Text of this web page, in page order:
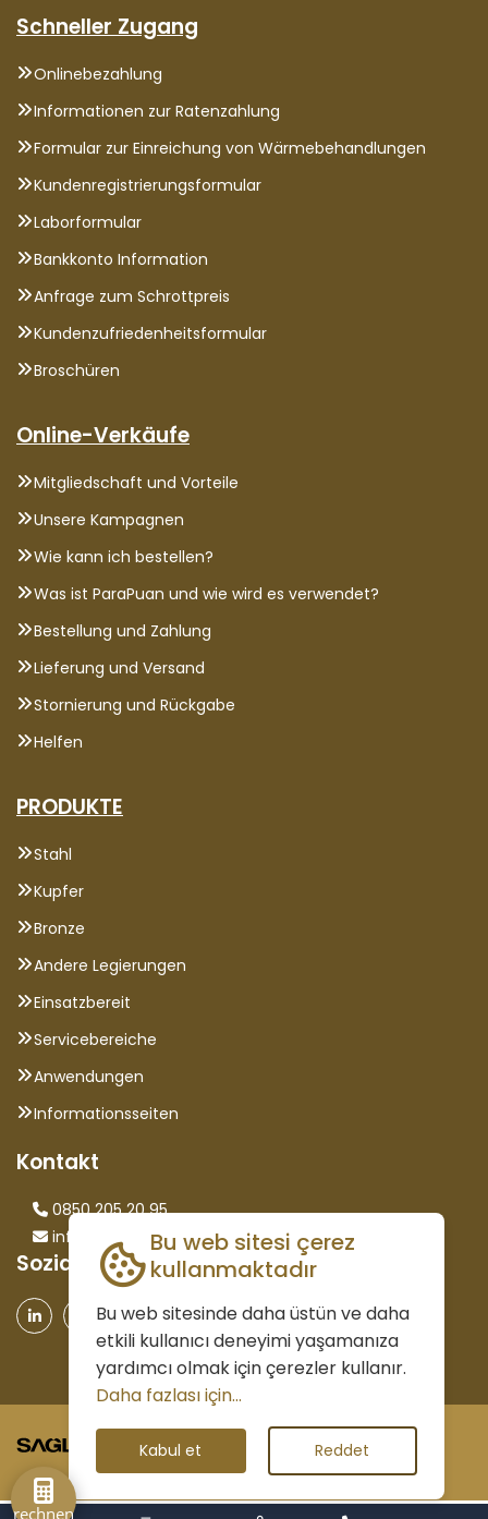
Schneller Zugang
Onlinebezahlung
Informationen zur Ratenzahlung
Formular zur Einreichung von Wärmebehandlungen
Kundenregistrierungsformular
Laborformular
Bankkonto Information
Anfrage zum Schrottpreis
Kundenzufriedenheitsformular
Broschüren
Online-Verkäufe
Mitgliedschaft und Vorteile
Unsere Kampagnen
Wie kann ich bestellen?
Was ist ParaPuan und wie wird es verwendet?
Bestellung und Zahlung
Lieferung und Versand
Stornierung und Rückgabe
Helfen
PRODUKTE
Stahl
Kupfer
Bronze
Andere Legierungen
Einsatzbereit
Servicebereiche
Anwendungen
Informationsseiten
Kontakt
0850 205 20 95
info@saglammetal.com
Sozialen Medien
©2026 Elle Rechte vorbehalten
Bu web sitesi çerez
kullanmaktadır
Bu web sitesinde daha üstün ve daha
etkili kullanıcı deneyimi yaşamanıza
yardımcı olmak için çerezler kullanır.
Daha fazlası için...
Kabul et Reddet
rechnen